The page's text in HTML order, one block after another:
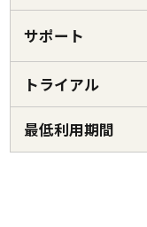
サポート
トライアル
最低利用期間